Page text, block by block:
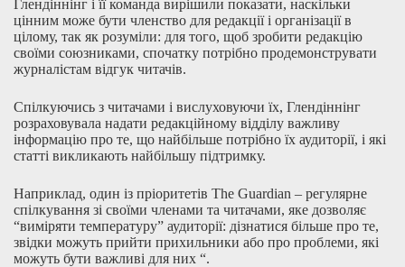
Глендіннінг і її команда вирішили показати, наскільки
цінним може бути членство для редакції і організації в
цілому, так як розуміли: для того, щоб зробити редакцію
своїми союзниками, спочатку потрібно продемонструвати
журналістам відгук читачів.
Спілкуючись з читачами і вислуховуючи їх, Глендіннінг
розраховувала надати редакційному відділу важливу
інформацію про те, що найбільше потрібно їх аудиторії, і які
статті викликають найбільшу підтримку.
Наприклад, один із пріоритетів The Guardian – регулярне
спілкування зі своїми членами та читачами, яке дозволяє
“виміряти температуру” аудиторії: дізнатися більше про те,
звідки можуть прийти прихильники або про проблеми, які
можуть бути важливі для них “.